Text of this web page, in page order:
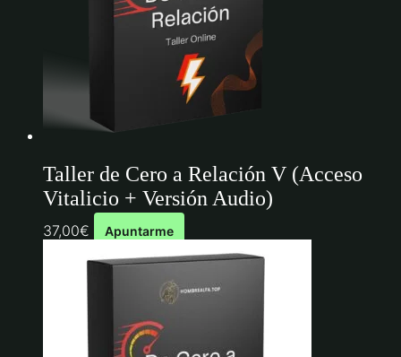
Taller de Cero a Relación V (Acceso
Vitalicio + Versión Audio)
37,00€ Apuntarme